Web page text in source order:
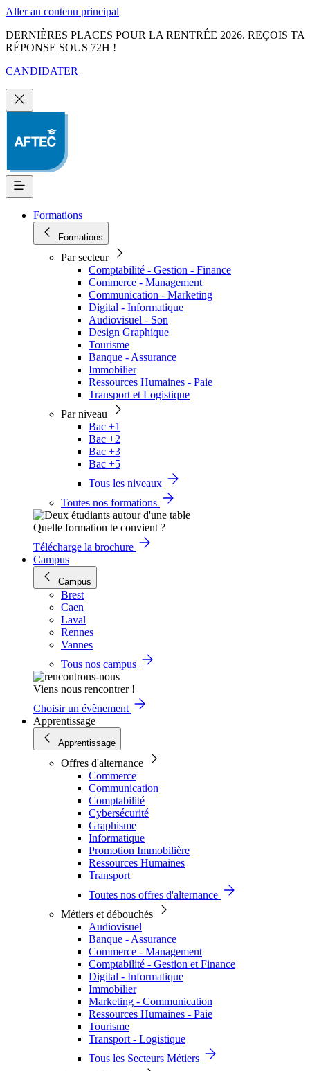
Aller au contenu principal
DERNIÈRES PLACES POUR LA RENTRÉE 2026. REÇOIS TA
RÉPONSE SOUS 72H !
CANDIDATER
Formations
Formations
Par secteur
Comptabilité - Gestion - Finance
Commerce - Management
Communication - Marketing
Digital - Informatique
Audiovisuel - Son
Design Graphique
Tourisme
Banque - Assurance
Immobilier
Ressources Humaines - Paie
Transport et Logistique
Par niveau
Bac +1
Bac +2
Bac +3
Bac +5
Tous les niveaux
Toutes nos formations
Quelle formation te convient ?
Télécharge la brochure
Campus
Campus
Brest
Caen
Laval
Rennes
Vannes
Tous nos campus
Viens nous rencontrer !
Choisir un évènement
Apprentissage
Apprentissage
Offres d'alternance
Commerce
Communication
Comptabilité
Cybersécurité
Graphisme
Informatique
Promotion Immobilière
Ressources Humaines
Transport
Toutes nos offres d'alternance
Métiers et débouchés
Audiovisuel
Banque - Assurance
Commerce - Management
Comptabilité - Gestion et Finance
Digital - Informatique
Immobilier
Marketing - Communication
Ressources Humaines - Paie
Tourisme
Transport - Logistique
Tous les Secteurs Métiers